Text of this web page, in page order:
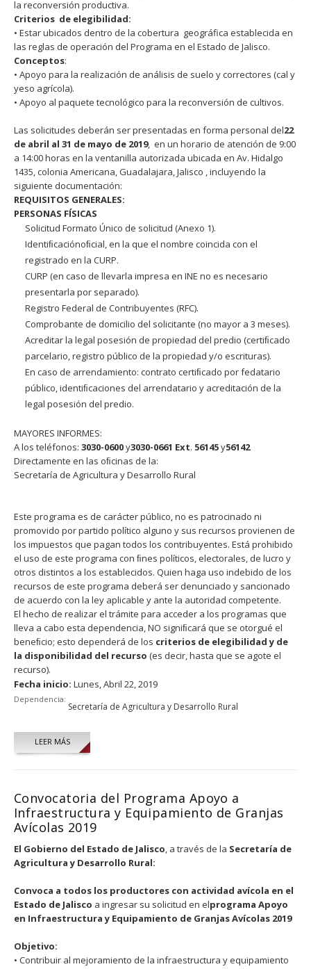
la reconversión productiva.
Criterios de elegibilidad:
• Estar ubicados dentro de la cobertura geográfica establecida en
las reglas de operación del Programa en el Estado de Jalisco.
Conceptos:
• Apoyo para la realización de análisis de suelo y correctores (cal y
yeso agrícola).
• Apoyo al paquete tecnológico para la reconversión de cultivos.
Las solicitudes deberán ser presentadas en forma personal del22
de abril al 31 de mayo de 2019, en un horario de atención de 9:00
a 14:00 horas en la ventanilla autorizada ubicada en Av. Hidalgo
1435, colonia Americana, Guadalajara, Jalisco , incluyendo la
siguiente documentación:
REQUISITOS GENERALES:
PERSONAS FÍSICAS
Solicitud Formato Único de solicitud (Anexo 1).
Identiﬁcaciónoﬁcial, en la que el nombre coincida con el
registrado en la CURP.
CURP (en caso de llevarla impresa en INE no es necesario
presentarla por separado).
Registro Federal de Contribuyentes (RFC).
Comprobante de domicilio del solicitante (no mayor a 3 meses).
Acreditar la legal posesión de propiedad del predio (certiﬁcado
parcelario, registro público de la propiedad y/o escrituras).
En caso de arrendamiento: contrato certiﬁcado por fedatario
público, identiﬁcaciones del arrendatario y acreditación de la
legal posesión del predio.
MAYORES INFORMES:
A los teléfonos: 3030-0600y3030-0661 Ext. 56145y56142
Directamente en las oﬁcinas de la:
Secretaría de Agricultura y Desarrollo Rural
Este programa es de carácter público, no es patrocinado ni
promovido por partido político alguno y sus recursos provienen de
los impuestos que pagan todos los contribuyentes. Está prohibido
el uso de este programa con ﬁnes políticos, electorales, de lucro y
otros distintos a los establecidos. Quien haga uso indebido de los
recursos de este programa deberá ser denunciado y sancionado
de acuerdo con la ley aplicable y ante la autoridad competente.
El hecho de realizar el trámite para acceder a los programas que
lleva a cabo esta dependencia, NO signiﬁcará que se otorgué el
beneﬁcio; esto dependerá de los criterios de elegibilidad y de
la disponibilidad del recurso (es decir, hasta que se agote el
recurso).
Fecha inicio: Lunes, Abril 22, 2019
Dependencia:
Secretaría de Agricultura y Desarrollo Rural
LEER MÁS
Convocatoria del Programa Apoyo a
Infraestructura y Equipamiento de Granjas
Avícolas 2019
El Gobierno del Estado de Jalisco , a través de la Secretaría de
Agricultura y Desarrollo Rural:
Convoca a todos los productores con actividad avícola en el
Estado de Jalisco a ingresar su solicitud en elprograma Apoyo
en Infraestructura y Equipamiento de Granjas Avícolas 2019
Objetivo:
• Contribuir al mejoramiento de la infraestructura y equipamiento